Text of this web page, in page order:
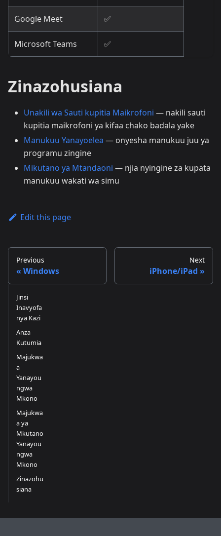
Google Meet ✅
Microsoft Teams ✅
Zinazohusiana
Unakili wa Sauti kupitia Maikrofoni — nakili sauti
kupitia maikrofoni ya kifaa chako badala yake
Manukuu Yanayoelea — onyesha manukuu juu ya
programu zingine
Mikutano ya Mtandaoni — njia nyingine za kupata
manukuu wakati wa simu
Edit this page
Previous
Windows
Next
iPhone/iPad
Jinsi
Inavyofa
nya Kazi
Anza
Kutumia
Majukwa
a
Yanayou
ngwa
Mkono
Majukwa
a ya
Mkutano
Yanayou
ngwa
Mkono
Zinazohu
siana